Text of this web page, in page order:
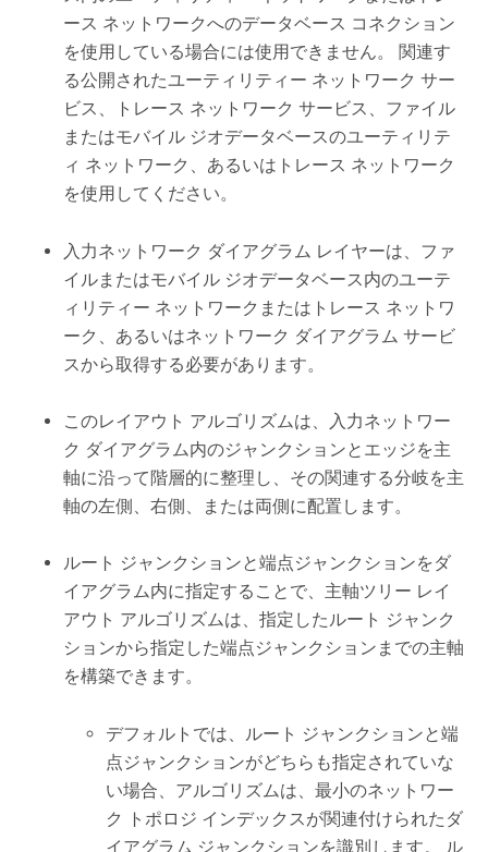
ース ネットワークへのデータベース コネクション
を使用している場合には使用できません。 関連す
る公開されたユーティリティー ネットワーク サー
ビス、トレース ネットワーク サービス、ファイル
またはモバイル ジオデータベースのユーティリテ
ィ ネットワーク、あるいはトレース ネットワーク
を使用してください。
入力ネットワーク ダイアグラム レイヤーは、ファ
イルまたはモバイル ジオデータベース内のユーテ
ィリティー ネットワークまたはトレース ネットワ
ーク、あるいはネットワーク ダイアグラム サービ
スから取得する必要があります。
このレイアウト アルゴリズムは、入力ネットワー
ク ダイアグラム内のジャンクションとエッジを主
軸に沿って階層的に整理し、その関連する分岐を主
軸の左側、右側、または両側に配置します。
ルート ジャンクションと端点ジャンクションをダ
イアグラム内に指定することで、主軸ツリー レイ
アウト アルゴリズムは、指定したルート ジャンク
ションから指定した端点ジャンクションまでの主軸
を構築できます。
デフォルトでは、ルート ジャンクションと端
点ジャンクションがどちらも指定されていな
い場合、アルゴリズムは、最小のネットワー
ク トポロジ インデックスが関連付けられたダ
イアグラム ジャンクションを識別します。 ル